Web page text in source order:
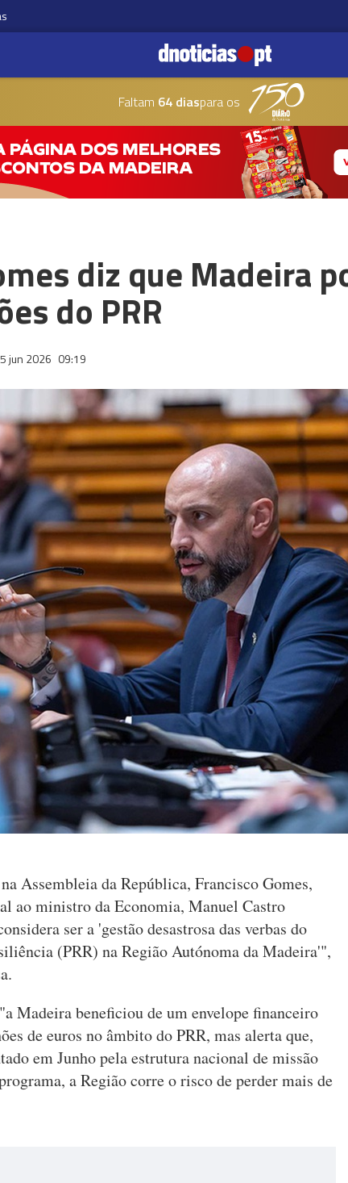
Faltam 64 diaspara os
diz que Madeira
do PRR
jun 2026 09:19
Assembleia da República, Francisco Gomes,
ao ministro da Economia, Manuel Castro
ser a 'gestão desastrosa das verbas do
(PRR) na Região Autónoma da Madeira'",
Madeira beneficiou de um envelope financeiro
de euros no âmbito do PRR, mas alerta que,
em Junho pela estrutura nacional de missão
a Região corre o risco de perder mais de